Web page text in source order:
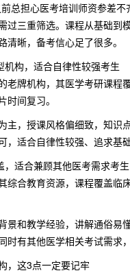
前总担心医考培训师资参差
过三重筛选。课程从基础到
晰，备考信心足了很多。
构，适合自律性较强考生
老牌机构，其医学考研课
间复习。
主，授课风格偏细致，知
，适合自律性较强、追求基
适合兼顾其他医考需求考生
综合教育资源，课程覆盖
景和教学经验，讲解通俗
时有其他医学相关考试需求
，这3点一定要记牢